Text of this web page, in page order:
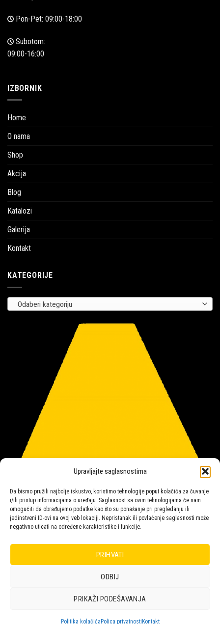
Upravljajte saglasnostima
Da bismo pružili najbolje iskustvo, koristimo tehnologije poput kolačića za čuvanje
i/ili pristup informacijama o uređaju. Saglasnost sa ovim tehnologijama će nam
omogućiti da obrađujemo podatke kao što su ponašanje pri pregledanju ili
jedinstveni ID-ovi na ovoj veb lokaciji. Nepristanak ili povlačenje saglasnosti može
negativno uticati na određene karakteristike i funkcije.
PRIHVATI
ODBIJ
PRIKAŽI PODEŠAVANJA
Politika kolačića Polica privatnosti Kontakt
Pon-Pet: 09:00-18:00
Subotom:
09:00-16:00
IZBORNIK
Home
O nama
Shop
Akcija
Blog
Katalozi
Galerija
Kontakt
KATEGORIJE
Odaberi kategoriju